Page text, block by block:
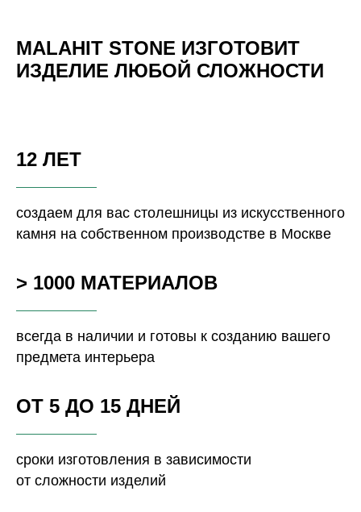
MALAHIT STONE ИЗГОТОВИТ
ИЗДЕЛИЕ ЛЮБОЙ СЛОЖНОСТИ
12 ЛЕТ
создаем для вас столешницы из искусственного
камня на собственном производстве в Москве
> 1000 МАТЕРИАЛОВ
всегда в наличии и готовы к созданию вашего
предмета интерьера
ОТ 5 ДО 15 ДНЕЙ
сроки изготовления в зависимости
от сложности изделий